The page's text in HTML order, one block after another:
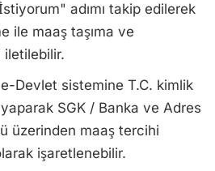
adımı takip edilerek
ile maaş taşıma ve
iletilebilir.
e-Devlet sistemine T.C. kimlik
SGK / Banka ve Adres
üzerinden maaş tercihi
işaretlenebilir.